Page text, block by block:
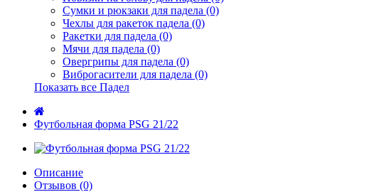
Сумки и рюкзаки для падела (0)
Чехлы для ракеток падела (0)
Ракетки для падела (0)
Мячи для падела (0)
Овергрипы для падела (0)
Виброгасители для падела (0)
Показать все Падел
Футбольная форма PSG 21/22
Описание
Отзывов (0)